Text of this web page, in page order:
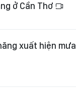
ở Cần Thơ
xuất hiện mưa